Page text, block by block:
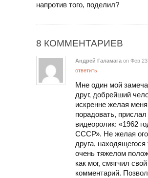
напротив того, поделил?
8 КОММЕНТАРИЕВ
Андрей Галамага on Фев
ответить
Мне один мой
друг, добрейший
искренне желая меня
порадовать,
видеоролик: «1962
СССР». Не желая
друга, находящегося
очень тяжелом
как мог, смягчил свой
комментарий.